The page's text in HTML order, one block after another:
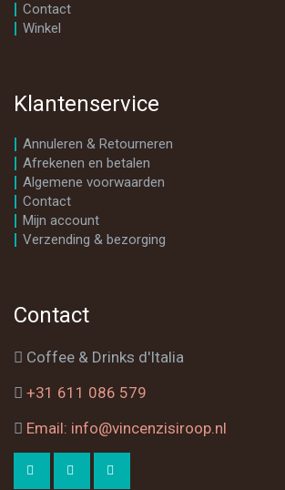
Contact
Winkel
Klantenservice
Annuleren & Retourneren
Afrekenen en betalen
Algemene voorwaarden
Contact
Mijn account
Verzending & bezorging
Contact
Coffee & Drinks d'Italia
+31 611 086 579
Email: info@vincenzisiroop.nl